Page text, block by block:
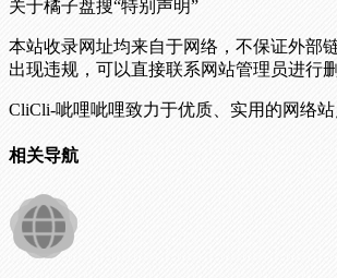
关于橘子盘搜“特别声明”
本站收录网址均来自于网络，不保证外部
出现违规，可以直接联系网站管理员进行
CliCli-呲哩呲哩致力于优质、实用的网络站
相关导航